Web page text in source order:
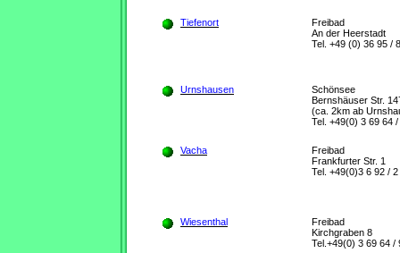
Tiefenort
Freibad
An der Heerstadt
Tel. +49 (0) 36 95 /
Urnshausen
Schönsee
Bernshäuser Str.
(ca. 2km ab
Tel. +49(0) 3 69 64
Vacha
Freibad
Frankfurter Str. 1
Tel. +49(0)3 6 92 /
Wiesenthal
Freibad
Kirchgraben 8
Tel.+49(0) 3 69 64 /